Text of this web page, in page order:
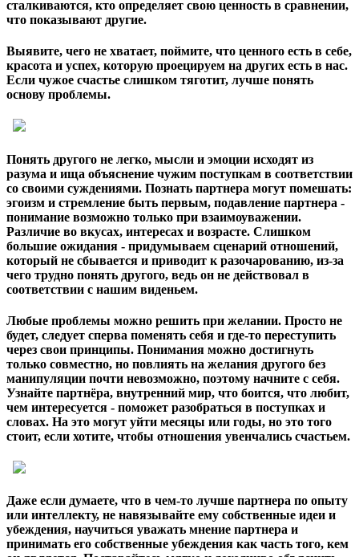
сталкиваются, кто определяет свою ценность в сравнении,
что показывают другие.
Выявите, чего не хватает, поймите, что ценного есть в себе,
красота и успех, которую проецируем на других есть в нас.
Если чужое счастье слишком тяготит, лучше понять
основу проблемы.
Понять другого не легко, мысли и эмоции исходят из
разума и ища объяснение чужим поступкам в соответствии
со своими суждениями. Познать партнера могут помешать:
эгоизм и стремление быть первым, подавление партнера -
понимание возможно только при взаимоуважении.
Различие во вкусах, интересах и возрасте. Слишком
большие ожидания - придумываем сценарий отношений,
который не сбывается и приводит к разочарованию, из-за
чего трудно понять другого, ведь он не действовал в
соответствии с нашим виденьем.
Любые проблемы можно решить при желании. Просто не
будет, следует сперва поменять себя и где-то переступить
через свои принципы. Понимания можно достигнуть
только совместно, но повлиять на желания другого без
манипуляции почти невозможно, поэтому начните с себя.
Узнайте партнёра, внутренний мир, что боится, что любит,
чем интересуется - поможет разобраться в поступках и
словах. На это могут уйти месяцы или годы, но это того
стоит, если хотите, чтобы отношения увенчались счастьем.
Даже если думаете, что в чем-то лучше партнера по опыту
или интеллекту, не навязывайте ему собственные идеи и
убеждения, научиться уважать мнение партнера и
принимать его собственные убеждения как часть того, кем